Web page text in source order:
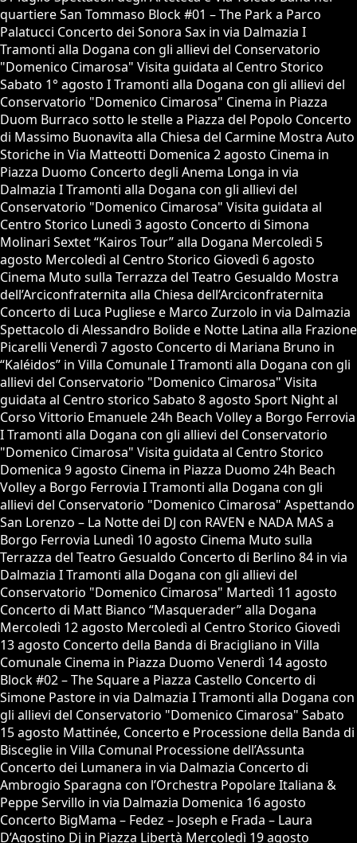
quartiere San Tommaso Block #01 – The Park a Parco
Palatucci Concerto dei Sonora Sax in via Dalmazia I
Tramonti alla Dogana con gli allievi del Conservatorio
"Domenico Cimarosa" Visita guidata al Centro Storico
Sabato 1° agosto I Tramonti alla Dogana con gli allievi del
Conservatorio "Domenico Cimarosa" Cinema in Piazza
Duom Burraco sotto le stelle a Piazza del Popolo Concerto
di Massimo Buonavita alla Chiesa del Carmine Mostra Auto
Storiche in Via Matteotti Domenica 2 agosto Cinema in
Piazza Duomo Concerto degli Anema Longa in via
Dalmazia I Tramonti alla Dogana con gli allievi del
Conservatorio "Domenico Cimarosa" Visita guidata al
Centro Storico Lunedì 3 agosto Concerto di Simona
Molinari Sextet “Kairos Tour” alla Dogana Mercoledì 5
agosto Mercoledì al Centro Storico Giovedì 6 agosto
Cinema Muto sulla Terrazza del Teatro Gesualdo Mostra
dell’Arciconfraternita alla Chiesa dell’Arciconfraternita
Concerto di Luca Pugliese e Marco Zurzolo in via Dalmazia
Spettacolo di Alessandro Bolide e Notte Latina alla Frazione
Picarelli Venerdì 7 agosto Concerto di Mariana Bruno in
“Kaléidos” in Villa Comunale I Tramonti alla Dogana con gli
allievi del Conservatorio "Domenico Cimarosa" Visita
guidata al Centro storico Sabato 8 agosto Sport Night al
Corso Vittorio Emanuele 24h Beach Volley a Borgo Ferrovia
I Tramonti alla Dogana con gli allievi del Conservatorio
"Domenico Cimarosa" Visita guidata al Centro Storico
Domenica 9 agosto Cinema in Piazza Duomo 24h Beach
Volley a Borgo Ferrovia I Tramonti alla Dogana con gli
allievi del Conservatorio "Domenico Cimarosa" Aspettando
San Lorenzo – La Notte dei DJ con RAVEN e NADA MAS a
Borgo Ferrovia Lunedì 10 agosto Cinema Muto sulla
Terrazza del Teatro Gesualdo Concerto di Berlino 84 in via
Dalmazia I Tramonti alla Dogana con gli allievi del
Conservatorio "Domenico Cimarosa" Martedì 11 agosto
Concerto di Matt Bianco “Masquerader” alla Dogana
Mercoledì 12 agosto Mercoledì al Centro Storico Giovedì
13 agosto Concerto della Banda di Bracigliano in Villa
Comunale Cinema in Piazza Duomo Venerdì 14 agosto
Block #02 – The Square a Piazza Castello Concerto di
Simone Pastore in via Dalmazia I Tramonti alla Dogana con
gli allievi del Conservatorio "Domenico Cimarosa" Sabato
15 agosto Mattinée, Concerto e Processione della Banda di
Bisceglie in Villa Comunal Processione dell’Assunta
Concerto dei Lumanera in via Dalmazia Concerto di
Ambrogio Sparagna con l’Orchestra Popolare Italiana &
Peppe Servillo in via Dalmazia Domenica 16 agosto
Concerto BigMama – Fedez – Joseph e Frada – Laura
D’Agostino Dj in Piazza Libertà Mercoledì 19 agosto